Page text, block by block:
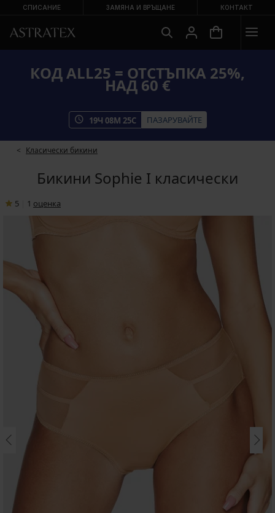
СПИСАНИЕ ЗАМЯНА И ВРЪЩАНЕ КОНТАКТ
КОД ALL25 = ОТСТЪПКА 25%,
НАД 60 €
19Ч 08М 24С ПАЗАРУВАЙТЕ
Класически бикини
Бикини Sophie I класически
5 1 oценка